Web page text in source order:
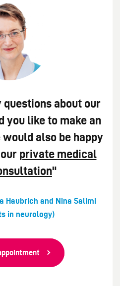
questions about our
you like to make an
also be happy
private medical
"
Haubrich and Nina Salimi
in neurology)